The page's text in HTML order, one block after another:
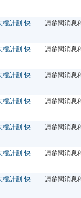
樓計劃 快
請參閱消息
樓計劃 快
請參閱消息
樓計劃 快
請參閱消息
樓計劃 快
請參閱消息
樓計劃 快
請參閱消息
樓計劃 快
請參閱消息
樓計劃 快
請參閱消息